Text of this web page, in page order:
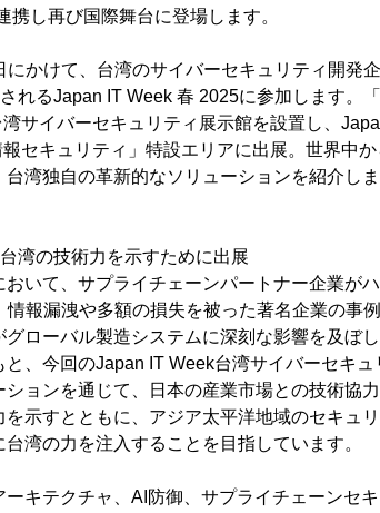
携し再び国際舞台に登場します。
かけて、台湾のサイバーセキュリティ開発
れるJapan IT Week 春 2025に参加します。
サイバーセキュリティ展示館を設置し、
報セキュリティ」特設エリアに出展。世界中
湾独自の革新的なソリューションを紹介しま
湾の技術力を示すために出展
いて、サプライチェーンパートナー企業が
報漏洩や多額の損失を被った著名企業の事
ローバル製造システムに深刻な影響を及ぼ
、今回のJapan IT Week台湾サイバーセキ
ョンを通じて、日本の産業市場との技術協
を示すとともに、アジア太平洋地域のセキュ
湾の力を注入することを目指しています。
キテクチャ、AI防御、サプライチェーンセ